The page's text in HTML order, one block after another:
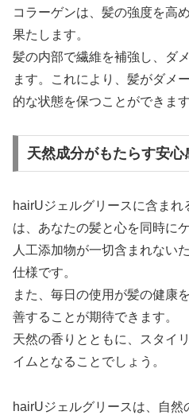
コラーゲンは、髪の強度を高
果たします。
髪の内部で繊維を補強し、ダ
ます。これにより、髪がダメ
的な状態を保つことができます
天然成分がもたらす安心
hairUジェルグリースに含まれ
は、あなたの髪と心を同時に
人工添加物が一切含まれない
仕様です。
また、毎日の使用が髪の健康
善することが期待できます。
天然の香りとともに、スタイ
イムとなることでしょう。
hairUジェルグリースは、自